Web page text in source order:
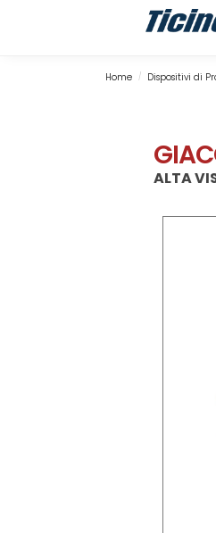
Home / Dispositivi di
ALTA